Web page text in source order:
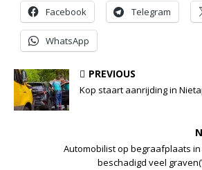
Facebook Telegram
WhatsApp
PREVIOUS
Kop staart aanrijding in
Automobilist op begraafplaats in
beschadigd veel